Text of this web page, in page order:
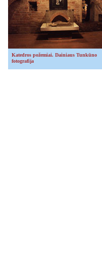
Katedros požemiai. Dainiaus Tunkūno
fotografija